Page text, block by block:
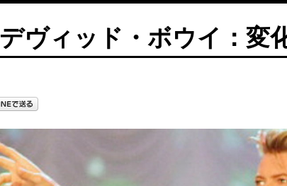
デヴィッド・ボウイ：変